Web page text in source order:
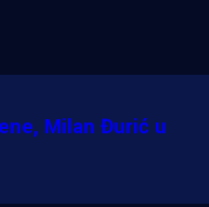
Milan Đurić u